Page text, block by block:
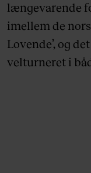
længevarende
imellem de
Lovende’, og
velturneret i